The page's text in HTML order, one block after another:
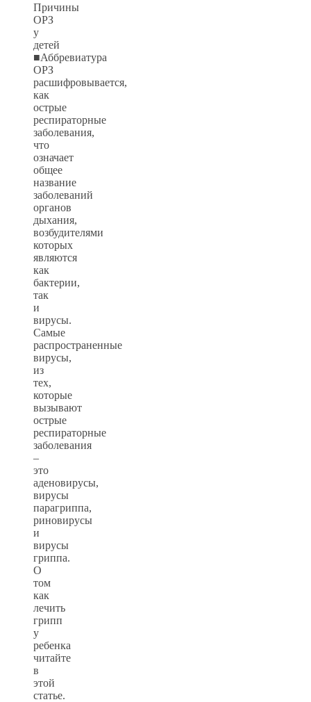
Причины
ОРЗ
у
детей
■Аббревиатура
ОРЗ
расшифровывается,
как
острые
респираторные
заболевания,
что
означает
общее
название
заболеваний
органов
дыхания,
возбудителями
которых
являются
как
бактерии,
так
и
вирусы.
Самые
распространенные
вирусы,
из
тех,
которые
вызывают
острые
респираторные
заболевания
–
это
аденовирусы,
вирусы
парагриппа,
риновирусы
и
вирусы
гриппа.
О
том
как
лечить
грипп
у
ребенка
читайте
в
этой
статье.